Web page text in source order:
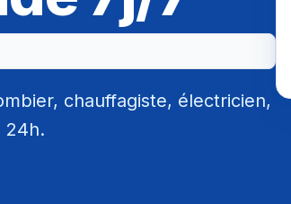
chauffagiste, électricien,
24h.